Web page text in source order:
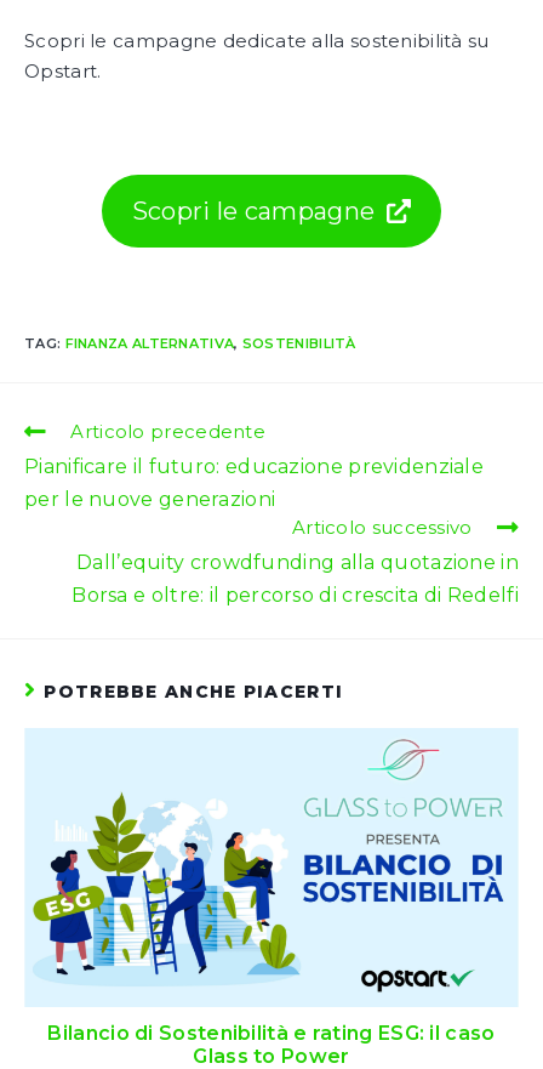
Scopri le campagne dedicate alla sostenibilità su
Opstart.
Scopri le campagne
TAG: FINANZA ALTERNATIVA, SOSTENIBILITÀ
Leggi
articoli
Articolo precedente
Pianificare il futuro: educazione previdenziale
per le nuove generazioni
Articolo successivo
Dall’equity crowdfunding alla quotazione in
Borsa e oltre: il percorso di crescita di Redelfi
POTREBBE ANCHE PIACERTI
Bilancio di Sostenibilità e rating ESG: il caso
Glass to Power